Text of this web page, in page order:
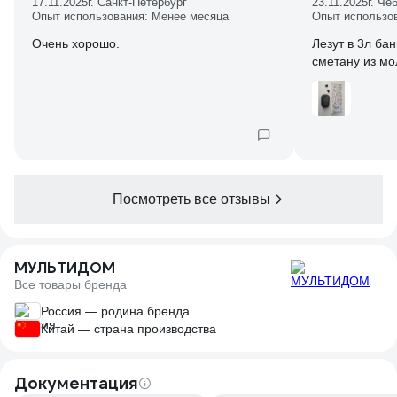
Опыт использования: Менее месяца
Очень хорошо.
Опыт
Лезут в 3л
сметану из
Посмотреть все отзывы
МУЛЬТИДОМ
Все товары бренда
Россия — родина бренда
Китай — страна производства
Документация